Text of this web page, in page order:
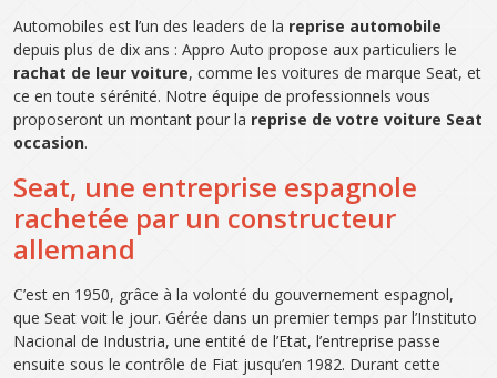
Automobiles est l’un des leaders de la reprise automobile
depuis plus de dix ans : Appro Auto propose aux particuliers le
rachat de leur voiture, comme les voitures de marque Seat, et
ce en toute sérénité. Notre équipe de professionnels vous
proposeront un montant pour la reprise de votre voiture Seat
occasion.
Seat, une entreprise espagnole
rachetée par un constructeur
allemand
C’est en 1950, grâce à la volonté du gouvernement espagnol,
que Seat voit le jour. Gérée dans un premier temps par l’Instituto
Nacional de Industria, une entité de l’Etat, l’entreprise passe
ensuite sous le contrôle de Fiat jusqu’en 1982. Durant cette